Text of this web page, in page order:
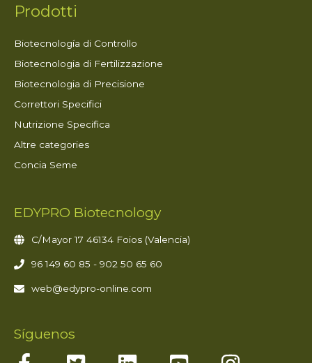
Prodotti
Biotecnología di Controllo
Biotecnologia di Fertilizzazione
Biotecnologia di Precisione
Correttori Specifici
Nutrizione Specifica
Altre categories
Concia Seme
EDYPRO Biotecnology
C/Mayor 17 46134 Foios (Valencia)
96 149 60 85 - 902 50 65 60
web@edypro-online.com
Síguenos